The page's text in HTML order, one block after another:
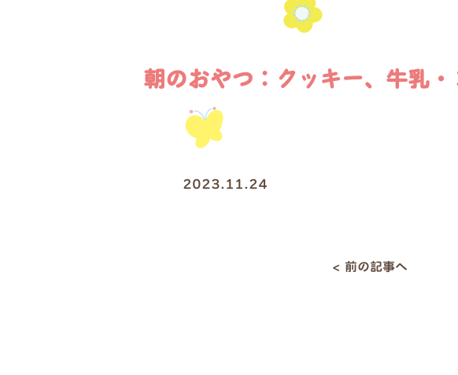
朝のおやつ：クッキー、牛乳
2023.11.24
< 前の記事へ